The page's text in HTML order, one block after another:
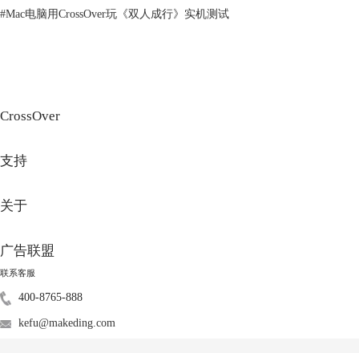
总的来说，《黑神话：悟空》是一款非常值得玩的游戏。
尽管《黑神话：悟空》是一款非常优秀的游戏，但对于使用苹果用户来
Mac上玩《黑神话：悟空》，以下是一些可行的方法。
1、使用Boot Camp安装Windows
非常直接的方法就是通过Boot Camp安装Windows操作系统，但是很遗
憾，M系列苹果电脑的用户无法使用Boot Camp安装虚拟机。Boot Camp是
苹果官方提供的工具，可以让用户在电脑上额外安装Windows系统，实现
#Mac电脑用CrossOver玩《双人成行》实机测试
CrossOver
支持
关于
广告联盟
联系客服
400-8765-888
kefu@makeding.com